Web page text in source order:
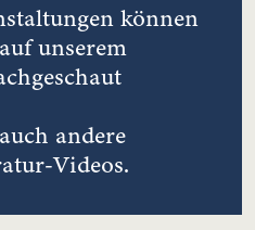
können
unserem
andere
Videos.